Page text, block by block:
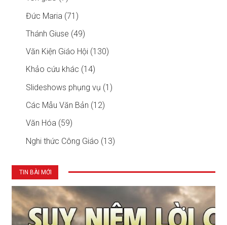
Đức Maria (71)
Thánh Giuse (49)
Văn Kiện Giáo Hội (130)
Khảo cứu khác (14)
Slideshows phụng vụ (1)
Các Mẫu Văn Bản (12)
Văn Hóa (59)
Nghi thức Công Giáo (13)
TIN BÀI MỚI